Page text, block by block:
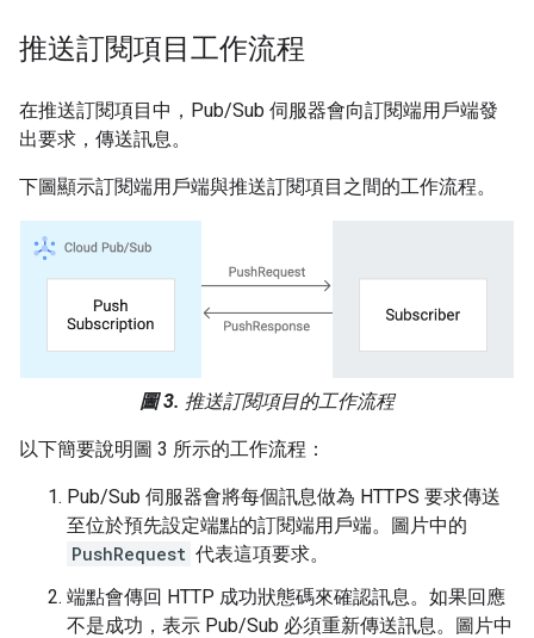
推送訂閱項目工作流程
在推送訂閱項目中，Pub/Sub 伺服器會向訂閱端用戶端發
出要求，傳送訊息。
下圖顯示訂閱端用戶端與推送訂閱項目之間的工作流程。
圖 3. 推送訂閱項目的工作流程
以下簡要說明圖 3 所示的工作流程：
Pub/Sub 伺服器會將每個訊息做為 HTTPS 要求傳送
至位於預先設定端點的訂閱端用戶端。圖片中的
PushRequest 代表這項要求。
端點會傳回 HTTP 成功狀態碼來確認訊息。如果回應
不是成功，表示 Pub/Sub 必須重新傳送訊息。圖片中